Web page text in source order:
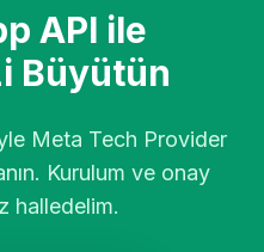
API ile
Büyütün
Meta Tech Provider
Kurulum ve onay
halledelim.